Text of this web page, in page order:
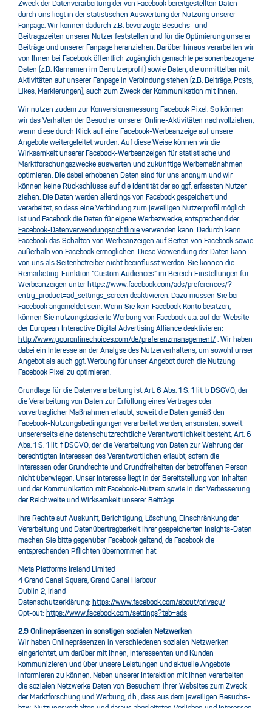
Zweck der Datenverarbeitung der von Facebook bereitgestellten Daten
durch uns liegt in der statistischen Auswertung der Nutzung unserer
Fanpage. Wir können dadurch z.B. bevorzugte Besuchs- und
Beitragszeiten unserer Nutzer feststellen und für die Optimierung unserer
Beiträge und unserer Fanpage heranziehen. Darüber hinaus verarbeiten wir
von Ihnen bei Facebook öffentlich zugänglich gemachte personenbezogene
Daten (z.B. Klarnamen im Benutzerprofil) sowie Daten, die unmittelbar mit
Aktivitäten auf unserer Fanpage in Verbindung stehen (z.B. Beiträge, Posts,
Likes, Markierungen), auch zum Zweck der Kommunikation mit Ihnen.
Wir nutzen zudem zur Konversionsmessung Facebook Pixel. So können
wir das Verhalten der Besucher unserer Online-Aktivitäten nachvollziehen,
wenn diese durch Klick auf eine Facebook-Werbeanzeige auf unsere
Angebote weitergeleitet wurden. Auf diese Weise können wir die
Wirksamkeit unserer Facebook-Werbeanzeigen für statistische und
Marktforschungszwecke auswerten und zukünftige Werbemaßnahmen
optimieren. Die dabei erhobenen Daten sind für uns anonym und wir
können keine Rückschlüsse auf die Identität der so ggf. erfassten Nutzer
ziehen. Die Daten werden allerdings von Facebook gespeichert und
verarbeitet, so dass eine Verbindung zum jeweiligen Nutzerprofil möglich
ist und Facebook die Daten für eigene Werbezwecke, entsprechend der
Facebook-Datenverwendungsrichtlinie verwenden kann. Dadurch kann
Facebook das Schalten von Werbeanzeigen auf Seiten von Facebook sowie
außerhalb von Facebook ermöglichen. Diese Verwendung der Daten kann
von uns als Seitenbetreiber nicht beeinflusst werden. Sie können die
Remarketing-Funktion “Custom Audiences” im Bereich Einstellungen für
Werbeanzeigen unter https://www.facebook.com/ads/preferences/?
entry_product=ad_settings_screen deaktivieren. Dazu müssen Sie bei
Facebook angemeldet sein. Wenn Sie kein Facebook Konto besitzen,
können Sie nutzungsbasierte Werbung von Facebook u.a. auf der Website
der European Interactive Digital Advertising Alliance deaktivieren:
http://www.youronlinechoices.com/de/praferenzmanagement/ . Wir haben
dabei ein Interesse an der Analyse des Nutzerverhaltens, um sowohl unser
Angebot als auch ggf. Werbung für unser Angebot durch die Nutzung
Facebook Pixel zu optimieren.
Grundlage für die Datenverarbeitung ist Art. 6 Abs. 1 S. 1 lit. b DSGVO, der
die Verarbeitung von Daten zur Erfüllung eines Vertrages oder
vorvertraglicher Maßnahmen erlaubt, soweit die Daten gemäß den
Facebook-Nutzungsbedingungen verarbeitet werden, ansonsten, soweit
unsererseits eine datenschutzrechtliche Verantwortlichkeit besteht, Art. 6
Abs. 1 S. 1 lit. f DSGVO, der die Verarbeitung von Daten zur Wahrung der
berechtigten Interessen des Verantwortlichen erlaubt, sofern die
Interessen oder Grundrechte und Grundfreiheiten der betroffenen Person
nicht überwiegen. Unser Interesse liegt in der Bereitstellung von Inhalten
und der Kommunikation mit Facebook-Nutzern sowie in der Verbesserung
der Reichweite und Wirksamkeit unserer Beiträge.
Ihre Rechte auf Auskunft, Berichtigung, Löschung, Einschränkung der
Verarbeitung und Datenübertragbarkeit Ihrer gespeicherten Insights-Daten
machen Sie bitte gegenüber Facebook geltend, da Facebook die
entsprechenden Pflichten übernommen hat:
Meta Platforms Ireland Limited
4 Grand Canal Square, Grand Canal Harbour
Dublin 2, Irland
Datenschutzerklärung: https://www.facebook.com/about/privacy/
Opt-out: https://www.facebook.com/settings?tab=ads
2.9 Onlinepräsenzen in sonstigen sozialen Netzwerken
Wir haben Onlinepräsenzen in verschiedenen sozialen Netzwerken
eingerichtet, um darüber mit Ihnen, Interessenten und Kunden
kommunizieren und über unsere Leistungen und aktuelle Angebote
informieren zu können. Neben unserer Interaktion mit Ihnen verarbeiten
die sozialen Netzwerke Daten von Besuchern ihrer Websites zum Zweck
der Marktforschung und Werbung, d.h., dass aus dem jeweiligen Besuchs-